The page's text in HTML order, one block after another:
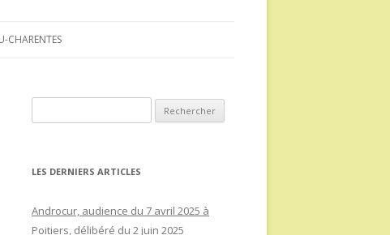
CHARENTES
LES DERNIERS ARTICLES
Androcur, audience du 7 avril 2025 à
Poitiers, délibéré du 2 juin 2025